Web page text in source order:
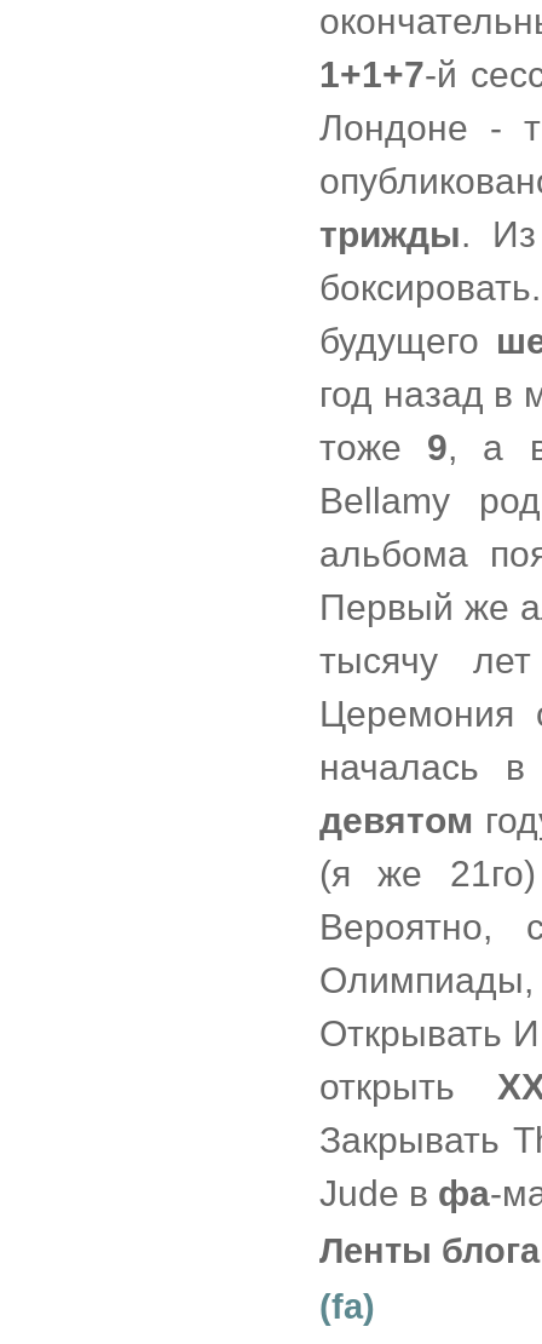
1+1+7-й
Лондоне -
трижды. Из
будущего
год назад в
тоже 9, а
Bellamy
альбома
Первый же
тысячу
Церемония
началась
девятом
(я же
Открывать
открыть
Закрывать
Jude в фа-
Ленты
(fa)